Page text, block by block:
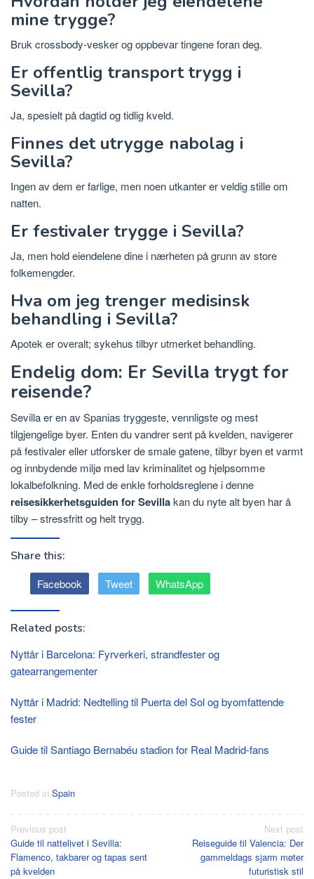
mine trygge?
Bruk crossbody-vesker og oppbevar tingene foran deg.
Er offentlig transport trygg i
Sevilla?
Ja, spesielt på dagtid og tidlig kveld.
Finnes det utrygge nabolag i
Sevilla?
Ingen av dem er farlige, men noen utkanter er veldig stille om
natten.
Er festivaler trygge i Sevilla?
Ja, men hold eiendelene dine i nærheten på grunn av store
folkemengder.
Hva om jeg trenger medisinsk
behandling i Sevilla?
Apotek er overalt; sykehus tilbyr utmerket behandling.
Endelig dom: Er Sevilla trygt for
reisende?
Sevilla er en av Spanias tryggeste, vennligste og mest
tilgjengelige byer. Enten du vandrer sent på kvelden, navigerer
på festivaler eller utforsker de smale gatene, tilbyr byen et varmt
og innbydende miljø med lav kriminalitet og hjelpsomme
lokalbefolkning. Med de enkle forholdsreglene i denne
reisesikkerhetsguiden for Sevillakan du nyte alt byen har å
tilby – stressfritt og helt trygg.
Share this:
Facebook Tweet WhatsApp
Related posts:
Nyttår i Barcelona: Fyrverkeri, strandfester og
gatearrangementer
Nyttår i Madrid: Nedtelling til Puerta del Sol og byomfattende
fester
Guide til Santiago Bernabéu stadion for Real Madrid-fans
Posted in Spain
Post
navigation
Previous post
Guide til nattelivet i Sevilla:
Flamenco, takbarer og tapas sent
på kvelden
Next post
Reiseguide til Valencia: Der
gammeldags sjarm møter
futuristisk stil